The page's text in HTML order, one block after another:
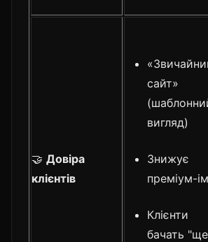
🤝 Довіра
клієнтів
сайт»
вигляд)
Знижує
преміум-
Клієнти
бачать "ще